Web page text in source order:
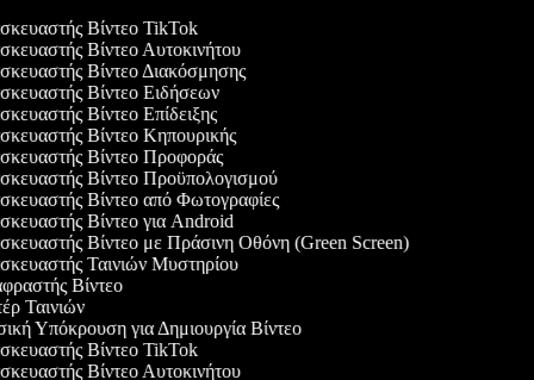
Βίντεο TikTok
Βίντεο Αυτοκινήτου
Βίντεο Διακόσμησης
Βίντεο Ειδήσεων
Βίντεο Επίδειξης
Βίντεο Κηπουρικής
Βίντεο Προφοράς
Βίντεο Προϋπολογισμού
Βίντεο από Φωτογραφίες
Βίντεο για Android
Βίντεο με Πράσινη Οθόνη (Green Screen)
Ταινιών Μυστηρίου
Βίντεο
Ταινιών
Υπόκρουση για Δημιουργία Βίντεο
Βίντεο TikTok
Βίντεο Αυτοκινήτου